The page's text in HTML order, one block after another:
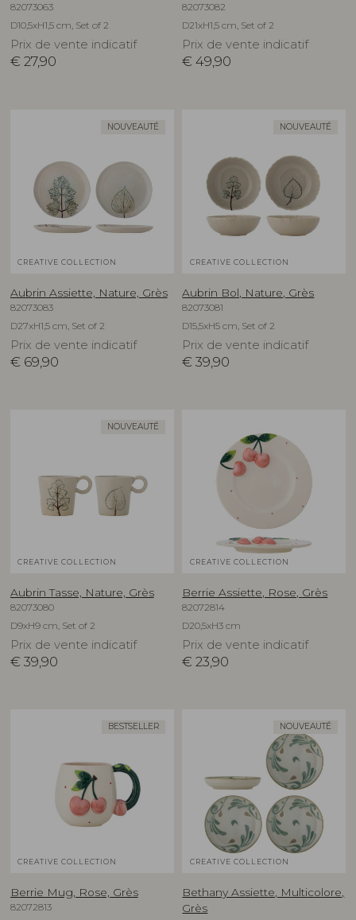
82073063
D10,5xH1,5 cm, Set of 2
Prix de vente indicatif
€ 27,90
82073082
D21xH1,5 cm, Set of 2
Prix de vente indicatif
€ 49,90
NOUVEAUTÉ
CREATIVE COLLECTION
Aubrin Assiette, Nature, Grès
82073083
D27xH1,5 cm, Set of 2
Prix de vente indicatif
€ 69,90
NOUVEAUTÉ
CREATIVE COLLECTION
Aubrin Bol, Nature, Grès
82073081
D15,5xH5 cm, Set of 2
Prix de vente indicatif
€ 39,90
NOUVEAUTÉ
CREATIVE COLLECTION
Aubrin Tasse, Nature, Grès
82073080
D9xH9 cm, Set of 2
Prix de vente indicatif
€ 39,90
CREATIVE COLLECTION
Berrie Assiette, Rose, Grès
82072814
D20,5xH3 cm
Prix de vente indicatif
€ 23,90
BESTSELLER
CREATIVE COLLECTION
Berrie Mug, Rose, Grès
82072813
NOUVEAUTÉ
CREATIVE COLLECTION
Bethany Assiette, Multicolore,
Grès